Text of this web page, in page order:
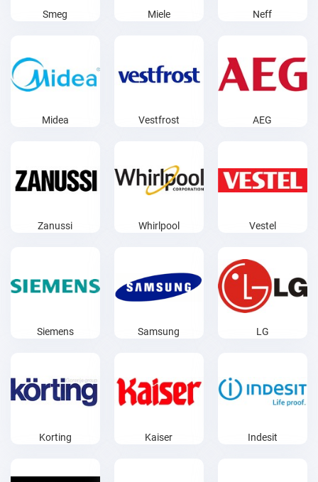
Smeg Miele Neff
Midea Vestfrost AEG
Zanussi Whirlpool Vestel
Siemens Samsung LG
Korting Kaiser Indesit